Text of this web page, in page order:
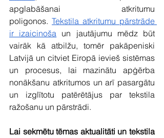
apglabāšanai atkritumu
poligonos. Tekstila atkritumu pārstrāde
ir izaicinoša un jautājumu mēdz būt
vairāk kā atbilžu, tomēr pakāpeniski
Latvijā un citviet Eiropā ievieš sistēmas
un procesus, lai mazinātu apģērba
nonākšanu atkritumos un arī pasargātu
un izglītotu patērētājus par tekstila
ražošanu un pārstrādi.
Lai sekmētu tēmas aktualitāti un tekstila